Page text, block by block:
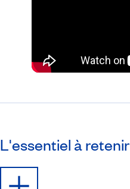
L'essentiel à retenir